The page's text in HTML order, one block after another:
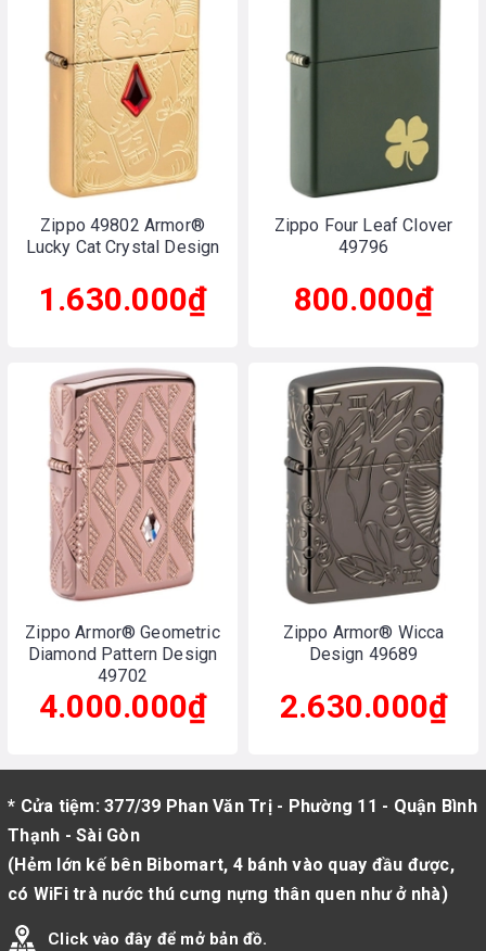
Zippo 49802 Armor®
Lucky Cat Crystal Design
1.630.000₫
Zippo Four Leaf Clover
49796
800.000₫
Zippo Armor® Geometric
Diamond Pattern Design
49702
4.000.000₫
Zippo Armor® Wicca
Design 49689
2.630.000₫
* Cửa tiệm: 377/39 Phan Văn Trị - Phường 11 - Quận Bình
Thạnh - Sài Gòn
(Hẻm lớn kế bên Bibomart, 4 bánh vào quay đầu được,
có WiFi trà nước thú cưng nựng thân quen như ở nhà)
Click vào đây để mở bản đồ.